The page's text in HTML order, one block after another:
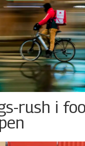
rush i